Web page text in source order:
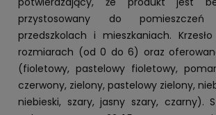
przystosowany do
przedszkolach i mieszkaniach.
rozmiarach (od 0 do 6) oraz
(fioletowy, pastelowy fioletowy,
czerwony, zielony, pastelowy zielony,
niebieski, szary, jasny szary, czarny).